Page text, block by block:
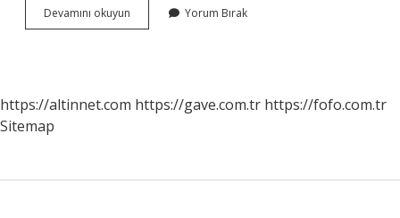
Devamını okuyun
Ordusu
Yorum Bırak
https://altinnet.com https://gave.com.tr https://fofo.com.tr
Sitemap